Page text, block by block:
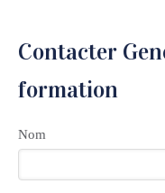
Contacter
formation
Nom